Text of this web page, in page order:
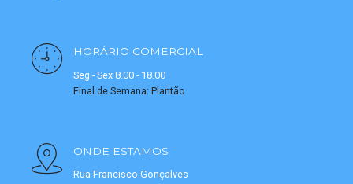
HORÁRIO COMERCIAL
Seg - Sex 8.00 - 18.00
Final de Semana: Plantão
ONDE ESTAMOS
Rua Francisco Gonçalves